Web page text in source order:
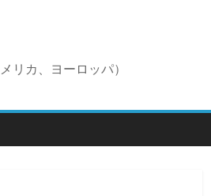
リカ、ヨーロッパ）